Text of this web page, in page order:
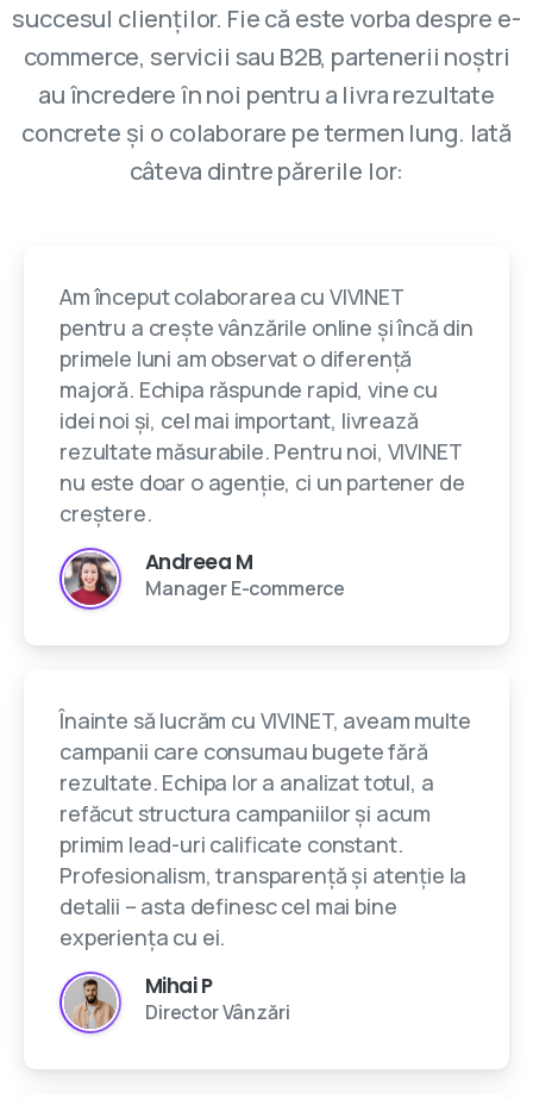
succesul clienților. Fie că este vorba despre e-
commerce, servicii sau B2B, partenerii noștri
au încredere în noi pentru a livra rezultate
concrete și o colaborare pe termen lung. Iată
câteva dintre părerile lor:
Am început colaborarea cu VIVINET
pentru a crește vânzările online și încă din
primele luni am observat o diferență
majoră. Echipa răspunde rapid, vine cu
idei noi și, cel mai important, livrează
rezultate măsurabile. Pentru noi, VIVINET
nu este doar o agenție, ci un partener de
creștere.
Andreea M
Manager E-commerce
Înainte să lucrăm cu VIVINET, aveam multe
campanii care consumau bugete fără
rezultate. Echipa lor a analizat totul, a
refăcut structura campaniilor și acum
primim lead-uri calificate constant.
Profesionalism, transparență și atenție la
detalii – asta definesc cel mai bine
experiența cu ei.
Mihai P
Director Vânzări